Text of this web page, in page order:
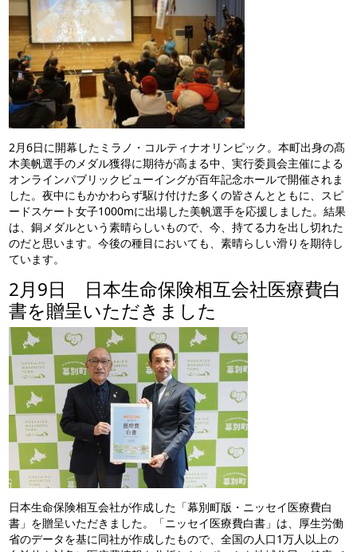
2月6日に開幕したミラノ・コルティナオリンピック。本町出身の髙
木美帆選手のメダル獲得に期待が高まる中、実行委員会主催による
オンラインパブリックビューイングが百年記念ホールで開催されま
した。夜中にもかかわらず駆け付けた多くの皆さんとともに、スピ
ードスケート女子1000mに出場した美帆選手を応援しました。結果
は、銅メダルという素晴らしいもので、今、持てる力を出し切れた
のだと思います。今後の種目においても、素晴らしい滑りを期待し
ています。
2月9日 日本生命保険相互会社医療費白
書を贈呈いただきました
日本生命保険相互会社が作成した「幕別町版・ニッセイ医療費白
書」を贈呈いただきました。「ニッセイ医療費白書」は、厚生労働
省のデータを基に同社が作成したもので、全国の人口1万人以上の